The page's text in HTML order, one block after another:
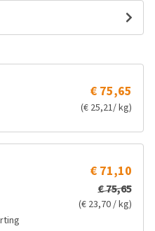
€ 75,65
(€ 25,21/ kg)
€ 71,10
€ 75,65
(€ 23,70 / kg)